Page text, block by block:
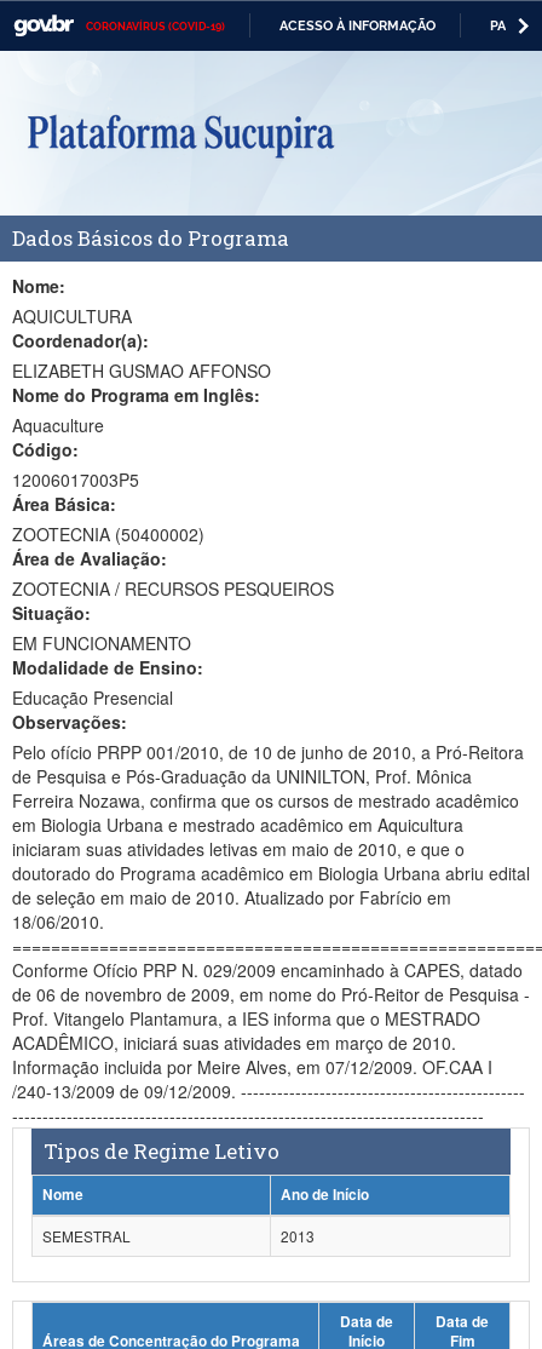
CORONAVÍRUS (COVID-19) ACESSO À INFORMAÇÃO
Casa Civil
Ministério da Defesa
Ministério da Economia
Ministério da Infraestrutura
Ministério da Agricultura, Pecuária e Abastecimento
Ministério da Educação
Ministério da Cidadania
Ministério da Saúde
Ministério da Ciência, Tecnologia, Inovações e Comunicações
Ministério do Meio Ambiente
Ministério do Turismo
Ministério do Desenvolvimento Regional
Ministério da Mulher, da Família e dos Direitos Humanos
Secretaria de Governo
Banco Central do Brasil
Dados Básicos do Programa
Nome:
AQUICULTURA
Coordenador(a):
ELIZABETH GUSMAO AFFONSO
Nome do Programa em Inglês:
Aquaculture
Código:
12006017003P5
Área Básica:
ZOOTECNIA (50400002)
Área de Avaliação:
ZOOTECNIA / RECURSOS PESQUEIROS
Situação:
EM FUNCIONAMENTO
Modalidade de Ensino:
Educação Presencial
Observações:
Pelo ofício PRPP 001/2010, de 10 de junho de 2010, a Pró-Reitora
de Pesquisa e Pós-Graduação da UNINILTON, Prof. Mônica
Ferreira Nozawa, confirma que os cursos de mestrado acadêmico
em Biologia Urbana e mestrado acadêmico em Aquicultura
iniciaram suas atividades letivas em maio de 2010, e que o
doutorado do Programa acadêmico em Biologia Urbana abriu edital
de seleção em maio de 2010. Atualizado por Fabrício em
18/06/2010.
Conforme Ofício PRP N. 029/2009 encaminhado à CAPES, datado
de 06 de novembro de 2009, em nome do Pró-Reitor de Pesquisa -
Prof. Vitangelo Plantamura, a IES informa que o MESTRADO
ACADÊMICO, iniciará suas atividades em março de 2010.
Informação incluida por Meire Alves, em 07/12/2009. OF.CAA I
/240-13/2009 de 09/12/2009. -----------------------------------------------
------------------------------------------------------------------------------
Tipos de Regime Letivo
Nome
Ano de Início
SEMESTRAL
2013
Áreas de Concentração do Programa
Data de
Início
Data de
Fim